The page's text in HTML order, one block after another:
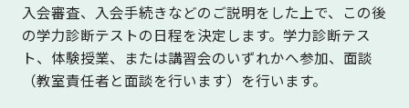
入会審査、入会手続きなどのご説明をした上で、この後
の学力診断テストの日程を決定します。学力診断テス
ト、体験授業、または講習会のいずれかへ参加、面談
（教室責任者と面談を行います）を行います。